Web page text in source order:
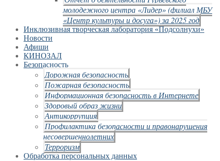
молодежного центра «Лидер» (филиал МБУ
«Центр культуры и досуга») за 2025 год
Инклюзивная творческая лаборатория «Подсолнухи»
Новости
Афиши
КИНОЗАЛ
Безопасность
Дорожная безопасность
Пожарная безопасность
Информационная безопасность в Интернете
Здоровый образ жизни
Антикоррупция
Профилактика безопасности и правонарушения
несовершеннолетних
Терроризм
Обработка персональных данных